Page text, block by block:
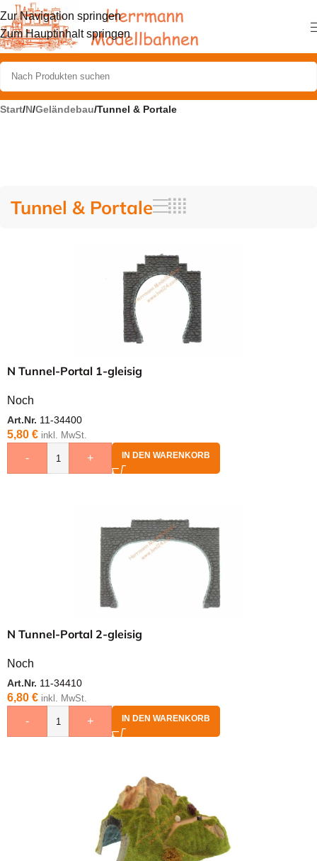
Zur Navigation springen
Zum Hauptinhalt springen
Start/N/Geländebau/Tunnel & Portale
Tunnel & Portale
N Tunnel-Portal 1-gleisig
Noch
Art.Nr. 11-34400
5,80 € inkl. MwSt.
- + IN DEN WARENKORB
N Tunnel-Portal 2-gleisig
Noch
Art.Nr. 11-34410
6,80 € inkl. MwSt.
- + IN DEN WARENKORB